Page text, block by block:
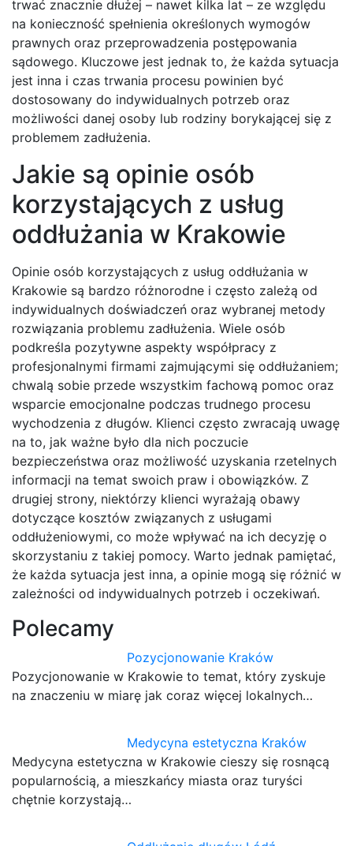
trwać znacznie dłużej – nawet kilka lat – ze względu
na konieczność spełnienia określonych wymogów
prawnych oraz przeprowadzenia postępowania
sądowego. Kluczowe jest jednak to, że każda sytuacja
jest inna i czas trwania procesu powinien być
dostosowany do indywidualnych potrzeb oraz
możliwości danej osoby lub rodziny borykającej się z
problemem zadłużenia.
Jakie są opinie osób
korzystających z usług
oddłużania w Krakowie
Opinie osób korzystających z usług oddłużania w
Krakowie są bardzo różnorodne i często zależą od
indywidualnych doświadczeń oraz wybranej metody
rozwiązania problemu zadłużenia. Wiele osób
podkreśla pozytywne aspekty współpracy z
profesjonalnymi firmami zajmującymi się oddłużaniem;
chwalą sobie przede wszystkim fachową pomoc oraz
wsparcie emocjonalne podczas trudnego procesu
wychodzenia z długów. Klienci często zwracają uwagę
na to, jak ważne było dla nich poczucie
bezpieczeństwa oraz możliwość uzyskania rzetelnych
informacji na temat swoich praw i obowiązków. Z
drugiej strony, niektórzy klienci wyrażają obawy
dotyczące kosztów związanych z usługami
oddłużeniowymi, co może wpływać na ich decyzję o
skorzystaniu z takiej pomocy. Warto jednak pamiętać,
że każda sytuacja jest inna, a opinie mogą się różnić w
zależności od indywidualnych potrzeb i oczekiwań.
Polecamy
Pozycjonowanie Kraków
Pozycjonowanie w Krakowie to temat, który zyskuje
na znaczeniu w miarę jak coraz więcej lokalnych…
Medycyna estetyczna Kraków
Medycyna estetyczna w Krakowie cieszy się rosnącą
popularnością, a mieszkańcy miasta oraz turyści
chętnie korzystają…